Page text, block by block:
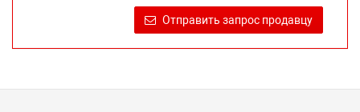
продаже, обеспечивающую возможность их правильного
выбора возложено на продавца (изготовителя) Законом
«О защите прав потребителей».
Отправить запрос продавцу